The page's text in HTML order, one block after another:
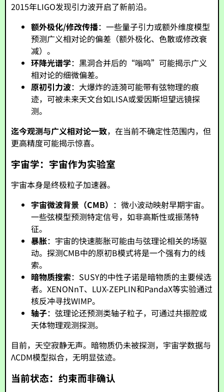
2015年LIGO发现引力波开启了新前沿。
额外极化/修改传播：一些量子引力或额外维度模型
预测广义相对论的偏差（额外极化、色散或修改衰
减）。
环降光谱学：黑洞合并后的“嗡鸣”可能揭示广义
相对论的细微偏差。
原初引力波：大爆炸的涟漪可能带有弦物理的痕
迹，可被未来天文台如LISA或爱因斯坦望远镜探
测。
迄今观测与广义相对论一致，在当前不确定性范围内，但
更高精度可能揭示惊喜。
宇宙学：宇宙作为实验室
宇宙本身是终极粒子加速器。
宇宙微波背景（CMB） ：微小波动映射早期宇宙。
一些弦模型预测特定信号，如非高斯性或振荡特
征。
暴胀：宇宙的快速膨胀可能由与弦理论相关的场驱
动。探测CMB中的原初B模式将是一个强有力的线
索。
暗物质搜索：SUSY的中性子诺是暗物质的主要候选
者。XENONnT、LUX-ZEPLIN和PandaX等实验通过
核反冲寻找WIMP。
轴子：弦理论还预测类轴子粒子，可通过共振腔或
天体物理观测探测。
目前，天空寂静无声。暗物质仍未被探测，宇宙学数据与
ΛCDM模型拟合，无明显弦迹。
当前状态：约束而非确认